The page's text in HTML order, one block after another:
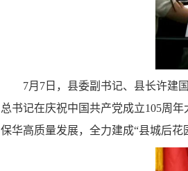
7月7日，县委副书记、县长许建
总书记在庆祝中国共产党成立105周
保华高质量发展，全力建成“县城后花